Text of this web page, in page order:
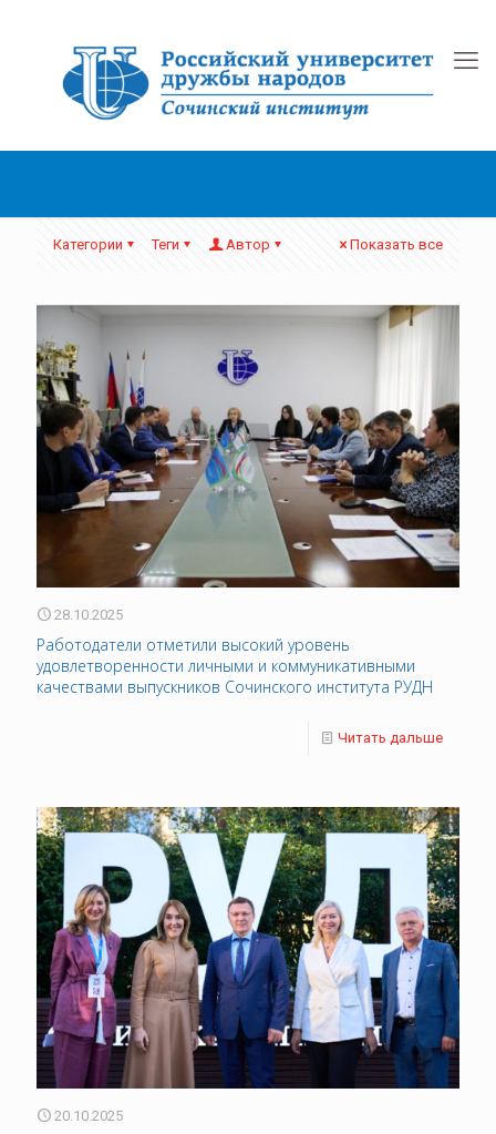
Категории Теги Автор Показать все
28.10.2025
Работодатели отметили высокий уровень
удовлетворенности личными и коммуникативными
качествами выпускников Сочинского института РУДН
Читать дальше
20.10.2025